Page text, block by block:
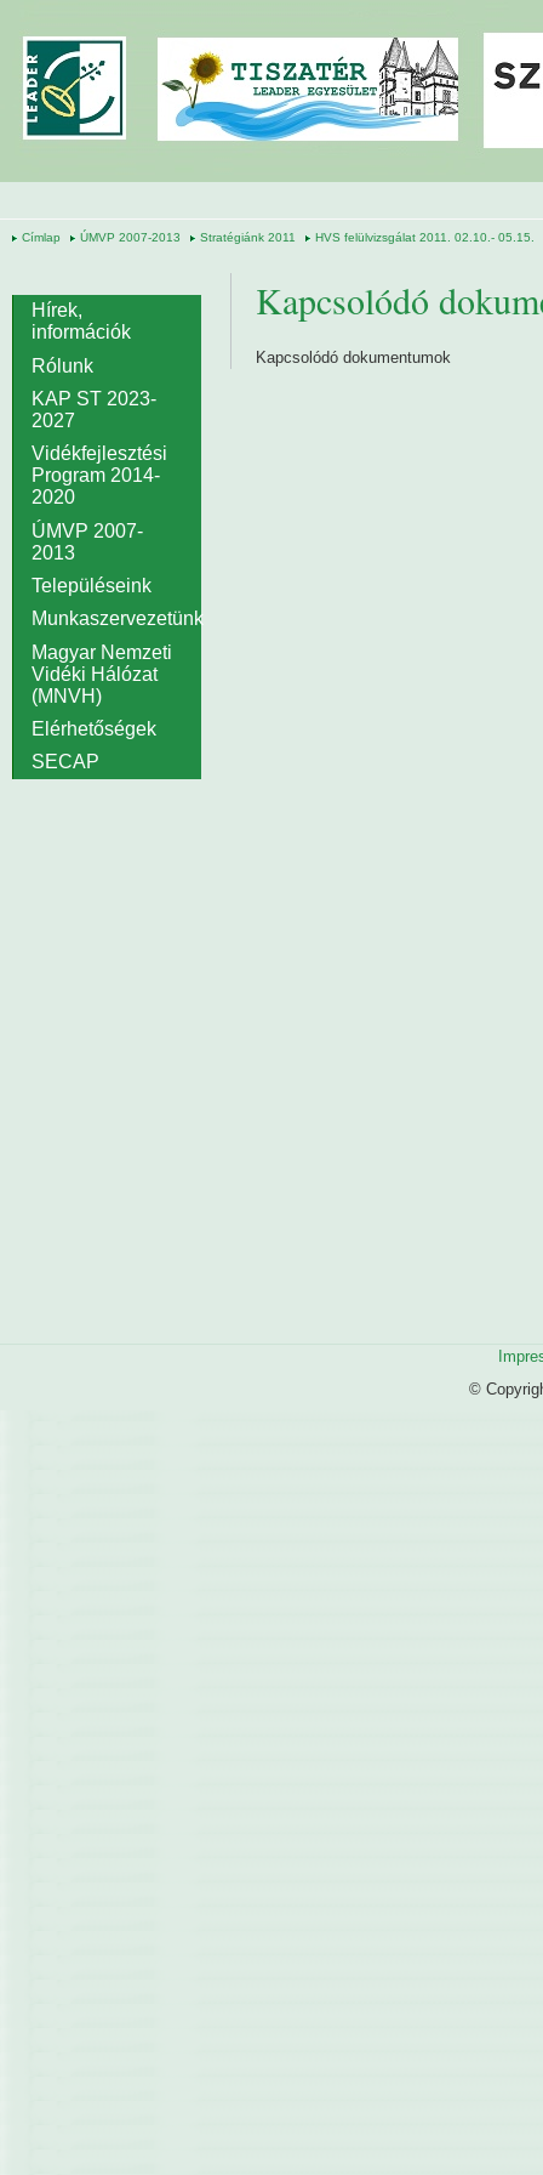
Címlap ÚMVP 2007-2013 Stratégiánk 2011 HVS felülvizsgálat 2011. 02.10.- 05.15.
Kapcsolódó
Kapcsolódó dokumentumok
Hírek,
információk
Rólunk
KAP ST 2023-
2027
Vidékfejlesztési
Program 2014-
2020
ÚMVP 2007-
2013
Településeink
Munkaszervezetünk
Magyar Nemzeti
Vidéki Hálózat
(MNVH)
Elérhetőségek
SECAP
©